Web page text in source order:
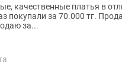
качественные платья в
покупали за 70.000 тг.
за...